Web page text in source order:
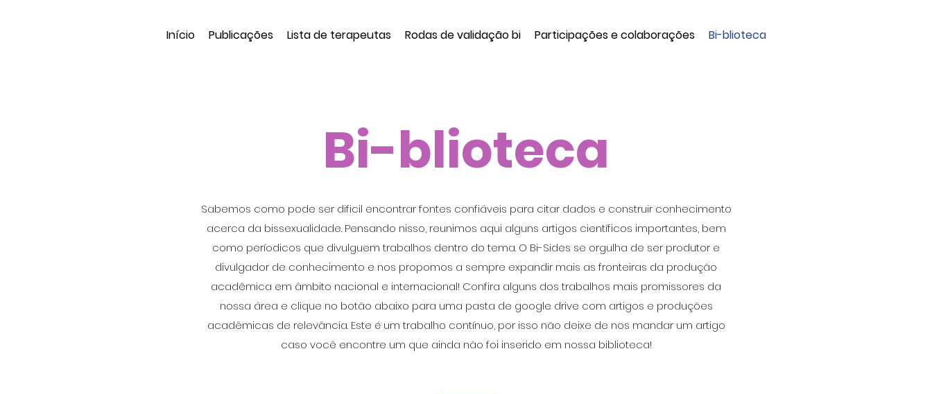
Início Publicações Lista de terapeutas Rodas de validação bi Participações e colaborações Bi-blioteca
Bi-blioteca
Sabemos como pode ser dificil encontrar fontes confiáveis para citar dados e construir conhecimento
acerca da bissexualidade. Pensando nisso, reunimos aqui alguns artigos científicos importantes, bem
como períodicos que divulguem trabalhos dentro do tema. O Bi-Sides se orgulha de ser produtor e
divulgador de conhecimento e nos propomos a sempre expandir mais as fronteiras da produção
acadêmica em âmbito nacional e internacional! Confira alguns dos trabalhos mais promissores da
nossa área e clique no botão abaixo para uma pasta de google drive com artigos e produções
acadêmicas de relevância. Este é um trabalho contínuo, por isso não deixe de nos mandar um artigo
caso você encontre um que ainda não foi inserido em nossa biblioteca!